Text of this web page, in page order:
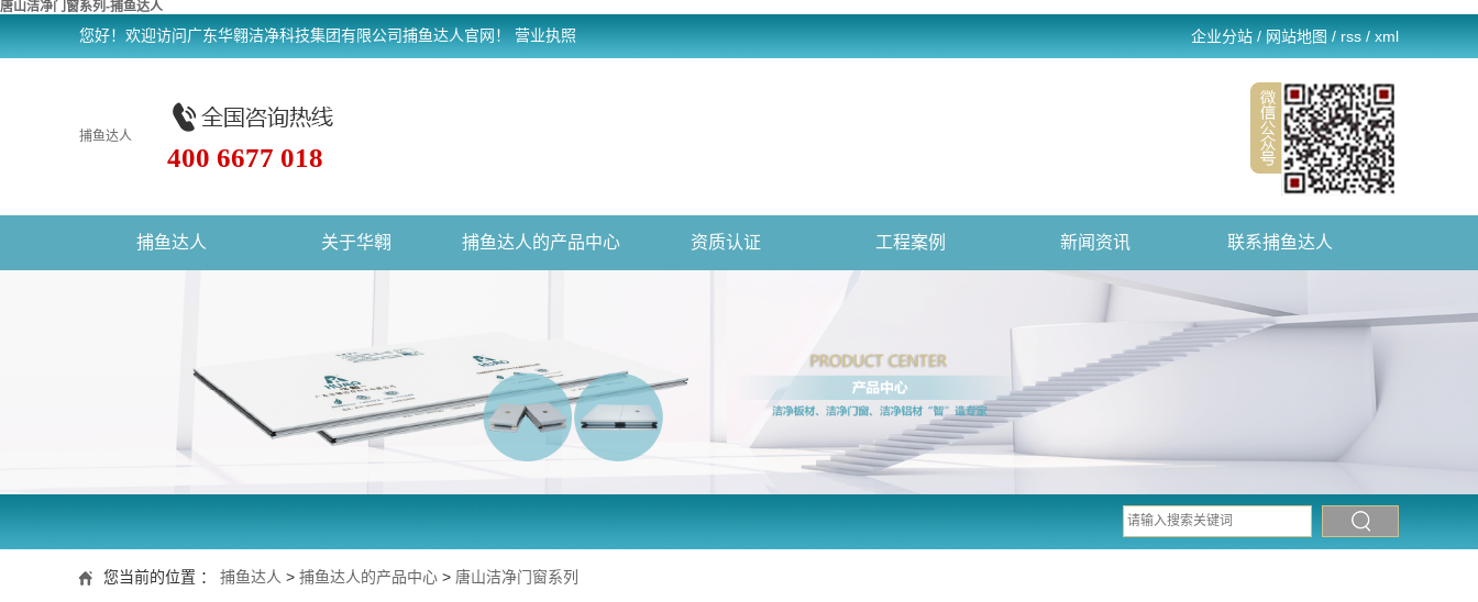
唐山洁净门窗系列-捕鱼达人
您好！欢迎访问广东华翱洁净科技集团有限公司捕鱼达人官网！ 营业执照 企业分站 / 网站地图 / rss / xml
捕鱼达人
400 6677 018
捕鱼达人 关于华翱 捕鱼达人的产品中心 资质认证 工程案例 新闻资讯 联系捕鱼达人
您当前的位置 ： 捕鱼达人 > 捕鱼达人的产品中心 > 唐山洁净门窗系列